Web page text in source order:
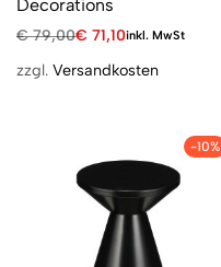
Decorations
€79,00€ 71,10inkl. MwSt
zzgl. Versandkosten
-10%